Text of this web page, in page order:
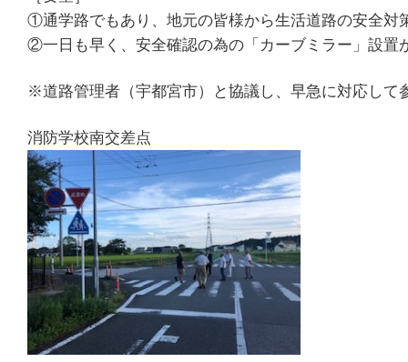
①通学路でもあり、地元の皆様から生活道路の安全対
②一日も早く、安全確認の為の「カーブミラー」設置
※道路管理者（宇都宮市）と協議し、早急に対応して
消防学校南交差点